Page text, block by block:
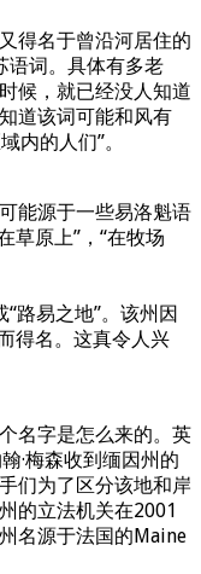
得名于曾沿河居住的
语词。具体有多老
候，就已经没人知道
道该词可能和风有
内的人们”。
能源于一些易洛魁语
草原上”，“在牧场
路易之地”。该州因
得名。这真令人兴
名字是怎么来的。英
·梅森收到缅因州的
们为了区分该地和岸
的立法机关在2001
名源于法国的Maine